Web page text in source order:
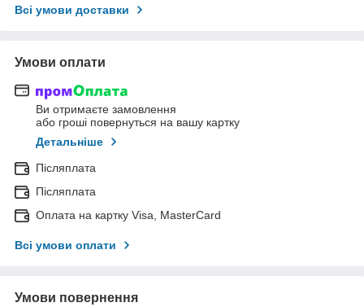
Всі умови доставки
Умови оплати
Ви отримаєте замовлення
або гроші повернуться на вашу картку
Детальніше
Післяплата
Післяплата
Оплата на картку Visa, MasterCard
Всі умови оплати
Умови повернення